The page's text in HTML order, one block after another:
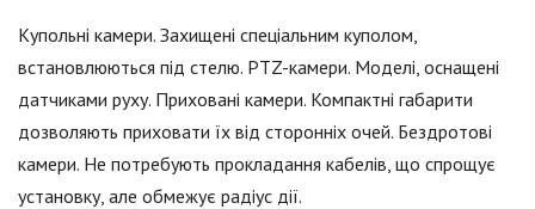
Купольні камери. Захищені спеціальним куполом,
встановлюються під стелю. PTZ-камери. Моделі, оснащені
датчиками руху. Приховані камери. Компактні габарити
дозволяють приховати їх від сторонніх очей. Бездротові
камери. Не потребують прокладання кабелів, що спрощує
установку, але обмежує радіус дії.